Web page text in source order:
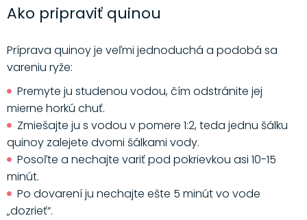
Ako pripraviť quinou
Príprava quinoy je veľmi jednoduchá a podobá sa
vareniu ryže:
Premyte ju studenou vodou, čím odstránite jej
mierne horkú chuť.
Zmiešajte ju s vodou v pomere 1:2, teda jednu šálku
quinoy zalejete dvomi šálkami vody.
Posoľte a nechajte variť pod pokrievkou asi 10-15
minút.
Po dovarení ju nechajte ešte 5 minút vo vode
„dozrieť“.